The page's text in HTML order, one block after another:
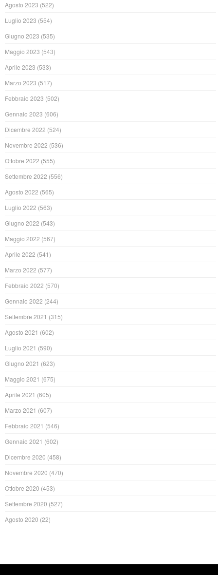
Agosto 2023 (522)
Luglio 2023 (554)
Giugno 2023 (535)
Maggio 2023 (543)
Aprile 2023 (533)
Marzo 2023 (517)
Febbraio 2023 (502)
Gennaio 2023 (606)
Dicembre 2022 (524)
Novembre 2022 (536)
Ottobre 2022 (555)
Settembre 2022 (556)
Agosto 2022 (565)
Luglio 2022 (563)
Giugno 2022 (543)
Maggio 2022 (567)
Aprile 2022 (541)
Marzo 2022 (577)
Febbraio 2022 (570)
Gennaio 2022 (244)
Settembre 2021 (315)
Agosto 2021 (602)
Luglio 2021 (590)
Giugno 2021 (623)
Maggio 2021 (675)
Aprile 2021 (605)
Marzo 2021 (607)
Febbraio 2021 (546)
Gennaio 2021 (602)
Dicembre 2020 (458)
Novembre 2020 (470)
Ottobre 2020 (453)
Settembre 2020 (527)
Agosto 2020 (22)